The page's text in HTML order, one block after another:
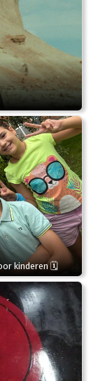
kinderen 🗓